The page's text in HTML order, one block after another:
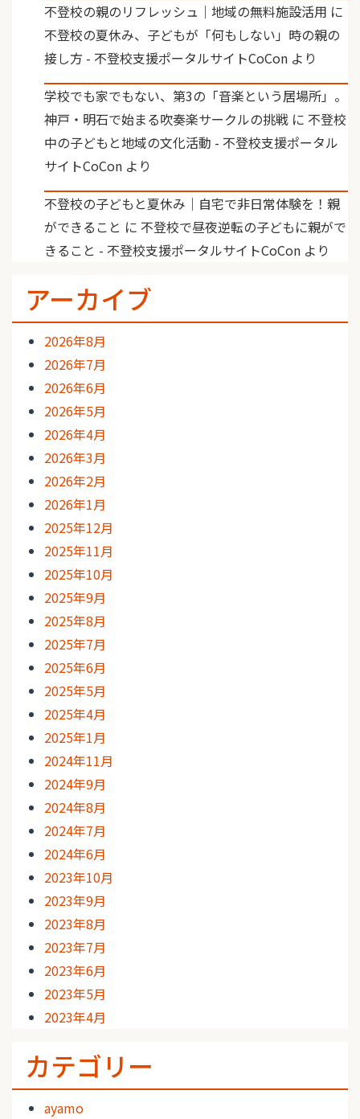
不登校の親のリフレッシュ｜地域の無料施設活用 に
不登校の夏休み、子どもが「何もしない」時の親の
接し方 - 不登校支援ポータルサイトCoCon より
学校でも家でもない、第3の「音楽という居場所」。
神戸・明石で始まる吹奏楽サークルの挑戦 に 不登校
中の子どもと地域の文化活動 - 不登校支援ポータル
サイトCoCon より
不登校の子どもと夏休み｜自宅で非日常体験を！親
ができること に 不登校で昼夜逆転の子どもに親がで
きること - 不登校支援ポータルサイトCoCon より
アーカイブ
2026年8月
2026年7月
2026年6月
2026年5月
2026年4月
2026年3月
2026年2月
2026年1月
2025年12月
2025年11月
2025年10月
2025年9月
2025年8月
2025年7月
2025年6月
2025年5月
2025年4月
2025年1月
2024年11月
2024年9月
2024年8月
2024年7月
2024年6月
2023年10月
2023年9月
2023年8月
2023年7月
2023年6月
2023年5月
2023年4月
カテゴリー
ayamo